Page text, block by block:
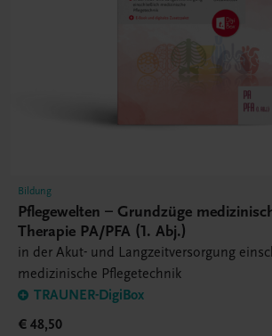
Bildung
Pflegewelten – Grundzüge
Therapie PA/PFA (1. Abj.)
in der Akut- und Langzeitversorgung
medizinische Pflegetechnik
TRAUNER-DigiBox
€ 48,50